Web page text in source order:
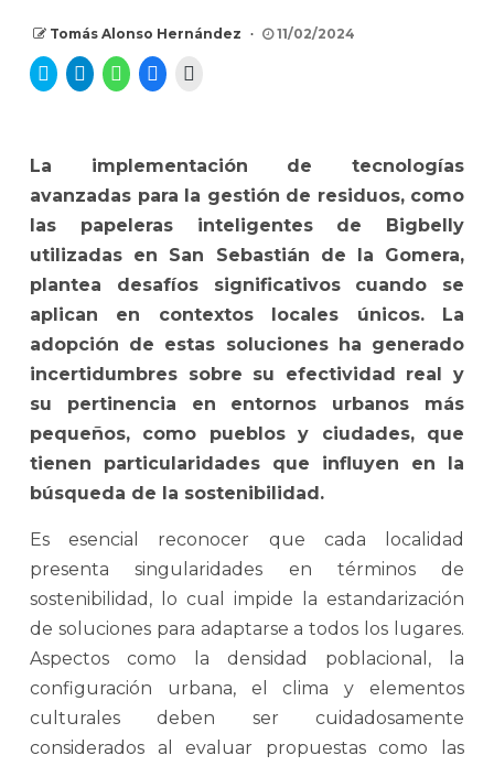
Tomás Alonso Hernández 11/02/2024
Haz
clic
abre
una
nueva)
Haz
clic
(Se
abre
una
ventana
nueva)
Haz
clic
(Se
abre
una
ventana
nueva)
Haz
clic
abre
una
ventana
nueva)
una
ventana
nueva)
La implementación de tecnologías
avanzadas para la gestión de residuos, como
las papeleras inteligentes de Bigbelly
utilizadas en San Sebastián de la Gomera,
plantea desafíos significativos cuando se
aplican en contextos locales únicos. La
adopción de estas soluciones ha generado
incertidumbres sobre su efectividad real y
su pertinencia en entornos urbanos más
pequeños, como pueblos y ciudades, que
tienen particularidades que influyen en la
búsqueda de la sostenibilidad.
Es esencial reconocer que cada localidad
presenta singularidades en términos de
sostenibilidad, lo cual impide la estandarización
de soluciones para adaptarse a todos los lugares.
Aspectos como la densidad poblacional, la
configuración urbana, el clima y elementos
culturales deben ser cuidadosamente
considerados al evaluar propuestas como las